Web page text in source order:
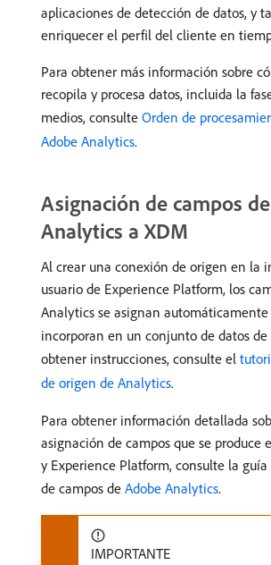
aplicaciones de detección de datos, y
enriquecer el perfil del cliente en
Para obtener más información sobre
recopila y procesa datos, incluida la
medios, consulte Orden de
Adobe Analytics.
Asignación de campos
Analytics a XDM
Al crear una conexión de origen en la
usuario de Experience Platform, los
Analytics se asignan automáticamente
incorporan en un conjunto de datos de
obtener instrucciones, consulte el
de origen de Analytics.
Para obtener información detallada
asignación de campos que se produce
y Experience Platform, consulte la
de campos de Adobe Analytics.
IMPORTANTE